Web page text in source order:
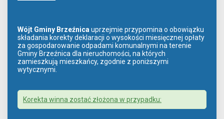
Wójt Gminy Brzeźnica uprzejmie przypomina o obowiązku
składania korekty deklaracji o wysokości miesięcznej opłaty
za gospodarowanie odpadami komunalnymi na terenie
Gminy Brzeźnica dla nieruchomości, na których
zamieszkują mieszkańcy, zgodnie z poniższymi
wytycznymi.
Korekta winna zostać złożona w przypadku: